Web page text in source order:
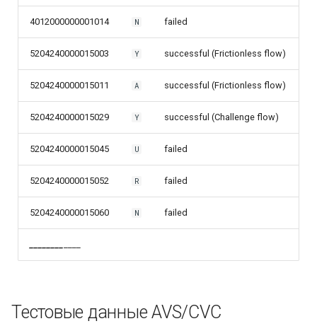
4012000000001014 N failed
5204240000015003 Y successful (Frictionless flow)
5204240000015011 A successful (Frictionless flow)
5204240000015029 Y successful (Challenge flow)
5204240000015045 U failed
5204240000015052 R failed
5204240000015060 N failed
________
Тестовые данные AVS/CVC